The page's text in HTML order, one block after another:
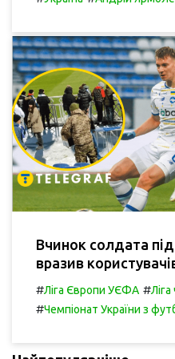
Вчинок солдата
вразив
#Ліга Європи УЄФА #
#Чемпіонат України з